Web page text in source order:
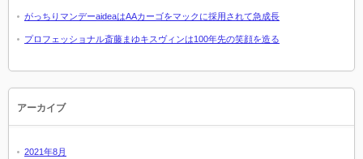
がっちりマンデーaideaはAAカーゴをマックに採用されて急成長
プロフェッショナル斎藤まゆキスヴィンは100年先の笑顔を造る
アーカイブ
2021年8月